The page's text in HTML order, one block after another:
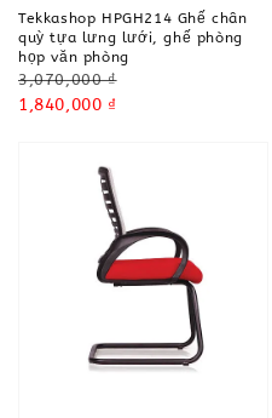
Tekkashop HPGH214 Ghế chân
quỳ tựa lưng lưới, ghế phòng
họp văn phòng
Regular
price
3,070,000 ₫
Sale
1,840,000 ₫